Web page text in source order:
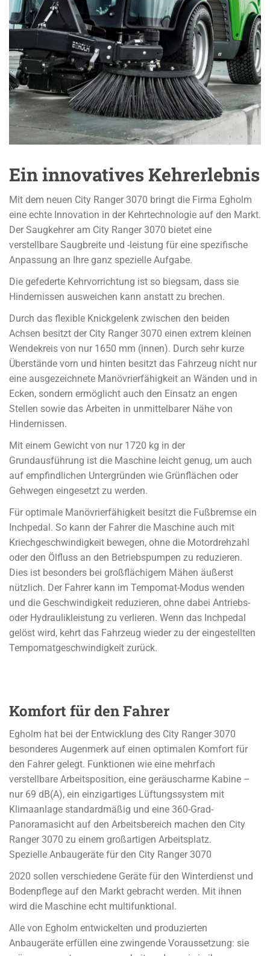
Ein innovatives Kehrerlebnis
Mit dem neuen City Ranger 3070 bringt die Firma Egholm
eine echte Innovation in der Kehrtechnologie auf den Markt.
Der Saugkehrer am City Ranger 3070 bietet eine
verstellbare Saugbreite und -leistung für eine spezifische
Anpassung an Ihre ganz spezielle Aufgabe.
Die gefederte Kehrvorrichtung ist so biegsam, dass sie
Hindernissen ausweichen kann anstatt zu brechen.
Durch das flexible Knickgelenk zwischen den beiden
Achsen besitzt der City Ranger 3070 einen extrem kleinen
Wendekreis von nur 1650 mm (innen). Durch sehr kurze
Überstände vorn und hinten besitzt das Fahrzeug nicht nur
eine ausgezeichnete Manövrierfähigkeit an Wänden und in
Ecken, sondern ermöglicht auch den Einsatz an engen
Stellen sowie das Arbeiten in unmittelbarer Nähe von
Hindernissen.
Mit einem Gewicht von nur 1720 kg in der
Grundausführung ist die Maschine leicht genug, um auch
auf empfindlichen Untergründen wie Grünflächen oder
Gehwegen eingesetzt zu werden.
Für optimale Manövrierfähigkeit besitzt die Fußbremse ein
Inchpedal. So kann der Fahrer die Maschine auch mit
Kriechgeschwindigkeit bewegen, ohne die Motordrehzahl
oder den Ölfluss an den Betriebspumpen zu reduzieren.
Dies ist besonders bei großflächigem Mähen äußerst
nützlich. Der Fahrer kann im Tempomat-Modus wenden
und die Geschwindigkeit reduzieren, ohne dabei Antriebs-
oder Hydraulikleistung zu verlieren. Wenn das Inchpedal
gelöst wird, kehrt das Fahrzeug wieder zu der eingestellten
Tempomatgeschwindigkeit zurück.
Komfort für den Fahrer
Egholm hat bei der Entwicklung des City Ranger 3070
besonderes Augenmerk auf einen optimalen Komfort für
den Fahrer gelegt. Funktionen wie eine mehrfach
verstellbare Arbeitsposition, eine geräuscharme Kabine –
nur 69 dB(A), ein einzigartiges Lüftungssystem mit
Klimaanlage standardmäßig und eine 360-Grad-
Panoramasicht auf den Arbeitsbereich machen den City
Ranger 3070 zu einem großartigen Arbeitsplatz.
Spezielle Anbaugeräte für den City Ranger 3070
2020 sollen verschiedene Geräte für den Winterdienst und
Bodenpflege auf den Markt gebracht werden. Mit ihnen
wird die Maschine echt multifunktional.
Alle von Egholm entwickelten und produzierten
Anbaugeräte erfüllen eine zwingende Voraussetzung: sie